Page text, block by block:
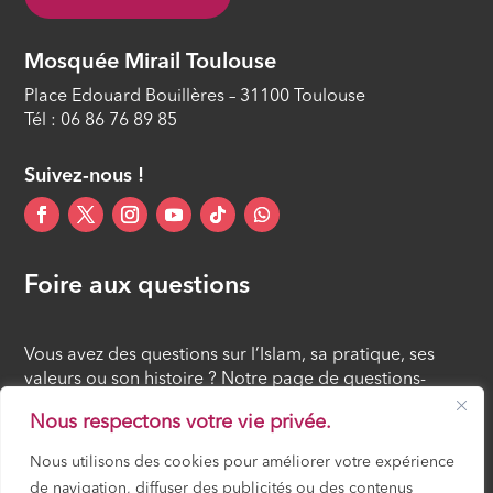
Nous respectons votre vie privée.
Nous utilisons des cookies pour améliorer votre expérience
de navigation, diffuser des publicités ou des contenus
Mosquée Mirail Toulouse
Place Edouard Bouillères – 31100 Toulouse
Tél : 06 86 76 89 85
Suivez-nous !
Foire aux questions
Vous avez des questions sur l’Islam, sa pratique, ses
valeurs ou son histoire ? Notre page de questions-
réponses rassemble des réponses claires et accessibles
à tous, croyants ou simples curieux.